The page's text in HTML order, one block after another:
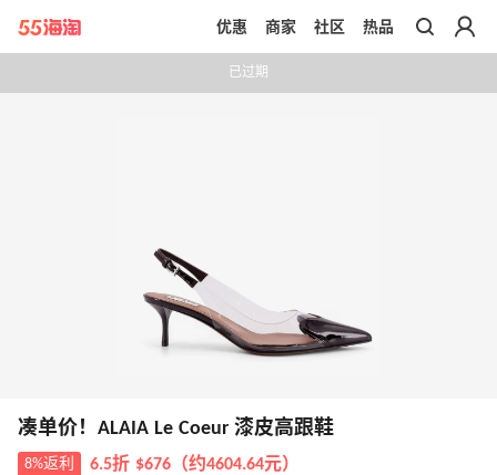
带你去官网买正品
优惠 商家 社区 热品
已过期
凑单价！ALAIA Le Coeur 漆皮高跟鞋
8%返利 6.5折 $676（约4604.64元）